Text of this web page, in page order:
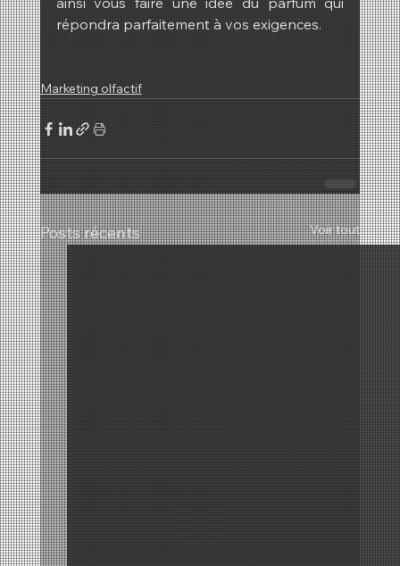
répondra parfaitement à vos exigences.
Marketing olfactif
Posts récents Voir tout